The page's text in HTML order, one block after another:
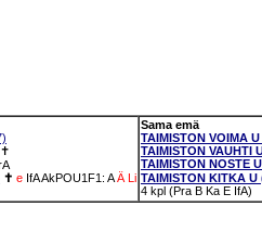
✝
✝ e IfAAkPOU1F1: A Ä Li
Sama emä
TAIMISTON VOIMA U
TAIMISTON VAUHTI
TAIMISTON NOSTE
TAIMISTON KITKA U
4 kpl (Pra B Ka E IfA)